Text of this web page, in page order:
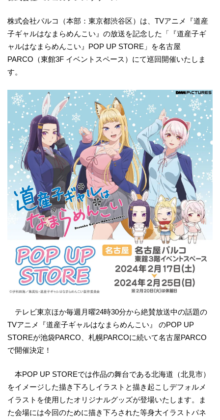
株式会社パルコ（本部：東京都渋谷区）は、TVアニメ『道産
子ギャルはなまらめんこい』の放送を記念した「『道産子ギ
ャルはなまらめんこい』POP UP STORE」を名古屋
PARCO（東館3F イベントスペース）にて巡回開催いたしま
す。
テレビ東京ほか毎週月曜24時30分から絶賛放送中の話題の
TVアニメ『道産子ギャルはなまらめんこい』 のPOP UP
STOREが池袋PARCO、札幌PARCOに続いて名古屋PARCO
で開催決定！
本POP UP STOREでは作品の舞台である北海道（北見市）
をイメージした描き下ろしイラストと描き起こしデフォルメ
イラストを使用したオリジナルグッズが登場いたします。ま
た会場には今回のために描き下ろされた等身大イラストパネ